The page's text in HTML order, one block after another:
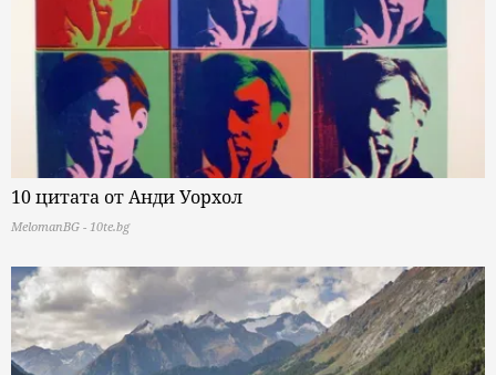
10 цитата от Анди Уорхол
MelomanBG - 10te.bg